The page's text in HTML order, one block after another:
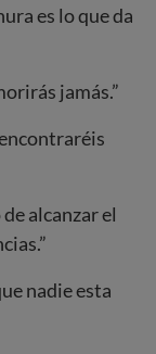
es lo que da
jamás.”
alcanzar el
nadie esta